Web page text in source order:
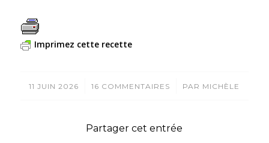
Imprimez cette recette
11 JUIN 2026
/ 16 COMMENTAIRES
/ PAR MICHÈLE
Partager cet entrée